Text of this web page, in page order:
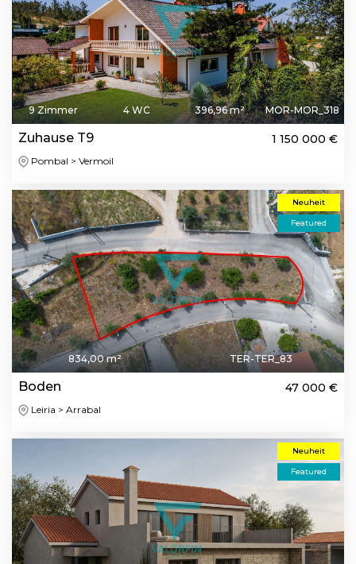
9 Zimmer 4 WC 396,96 m² MOR-MOR_318
Zuhause T9 1 150 000 €
Pombal > Vermoil
Neuheit
Featured
834,00 m² TER-TER_83
Boden 47 000 €
Leiria > Arrabal
Neuheit
Featured